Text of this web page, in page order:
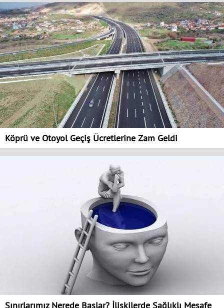
Köprü ve Otoyol Geçiş Ücretlerine Zam Geldi
Sınırlarımız Nerede Başlar? İlişkilerde Sağlıklı Mesafe